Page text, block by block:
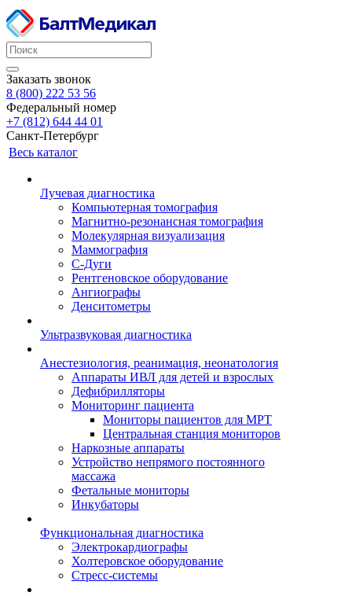
Заказать звонок
8 (800) 222 53 56
Федеральный номер
+7 (812) 644 44 01
Санкт-Петербург
Весь каталог
Лучевая диагностика
Компьютерная томография
Магнитно-резонансная томография
Молекулярная визуализация
Маммография
С-Дуги
Рентгеновское оборудование
Ангиографы
Денситометры
Ультразвуковая диагностика
Анестезиология, реанимация, неонатология
Аппараты ИВЛ для детей и взрослых
Дефибрилляторы
Мониторинг пациента
Мониторы пациентов для МРТ
Центральная станция мониторов
Наркозные аппараты
Устройство непрямого постоянного
массажа
Фетальные мониторы
Инкубаторы
Функциональная диагностика
Электрокардиографы
Холтеровское оборудование
Стресс-системы